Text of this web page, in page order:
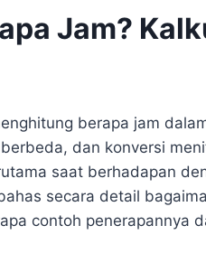
Jam?
berapa jam
dan konversi
saat berhadapan
secara detail
contoh penerapannya